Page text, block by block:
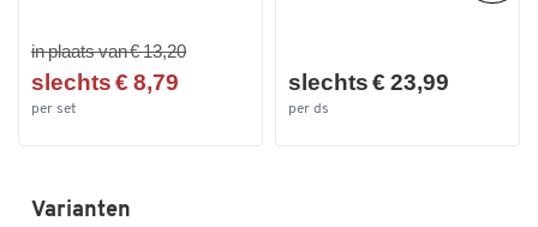
in plaats van € 13,20
slechts € 8,79
per set
slechts € 23,99
per ds
Varianten